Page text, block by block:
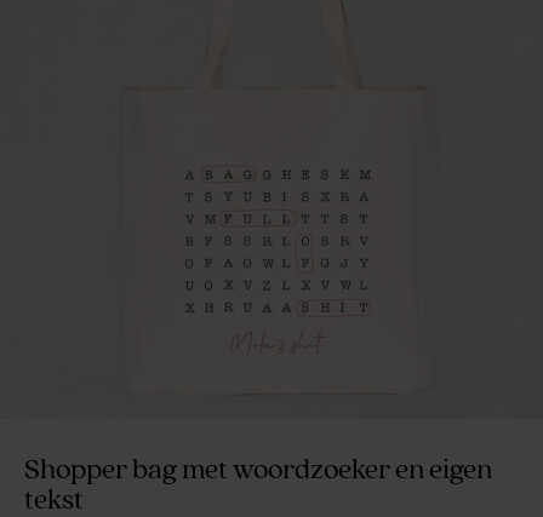
Shopper bag met woordzoeker en eigen
tekst